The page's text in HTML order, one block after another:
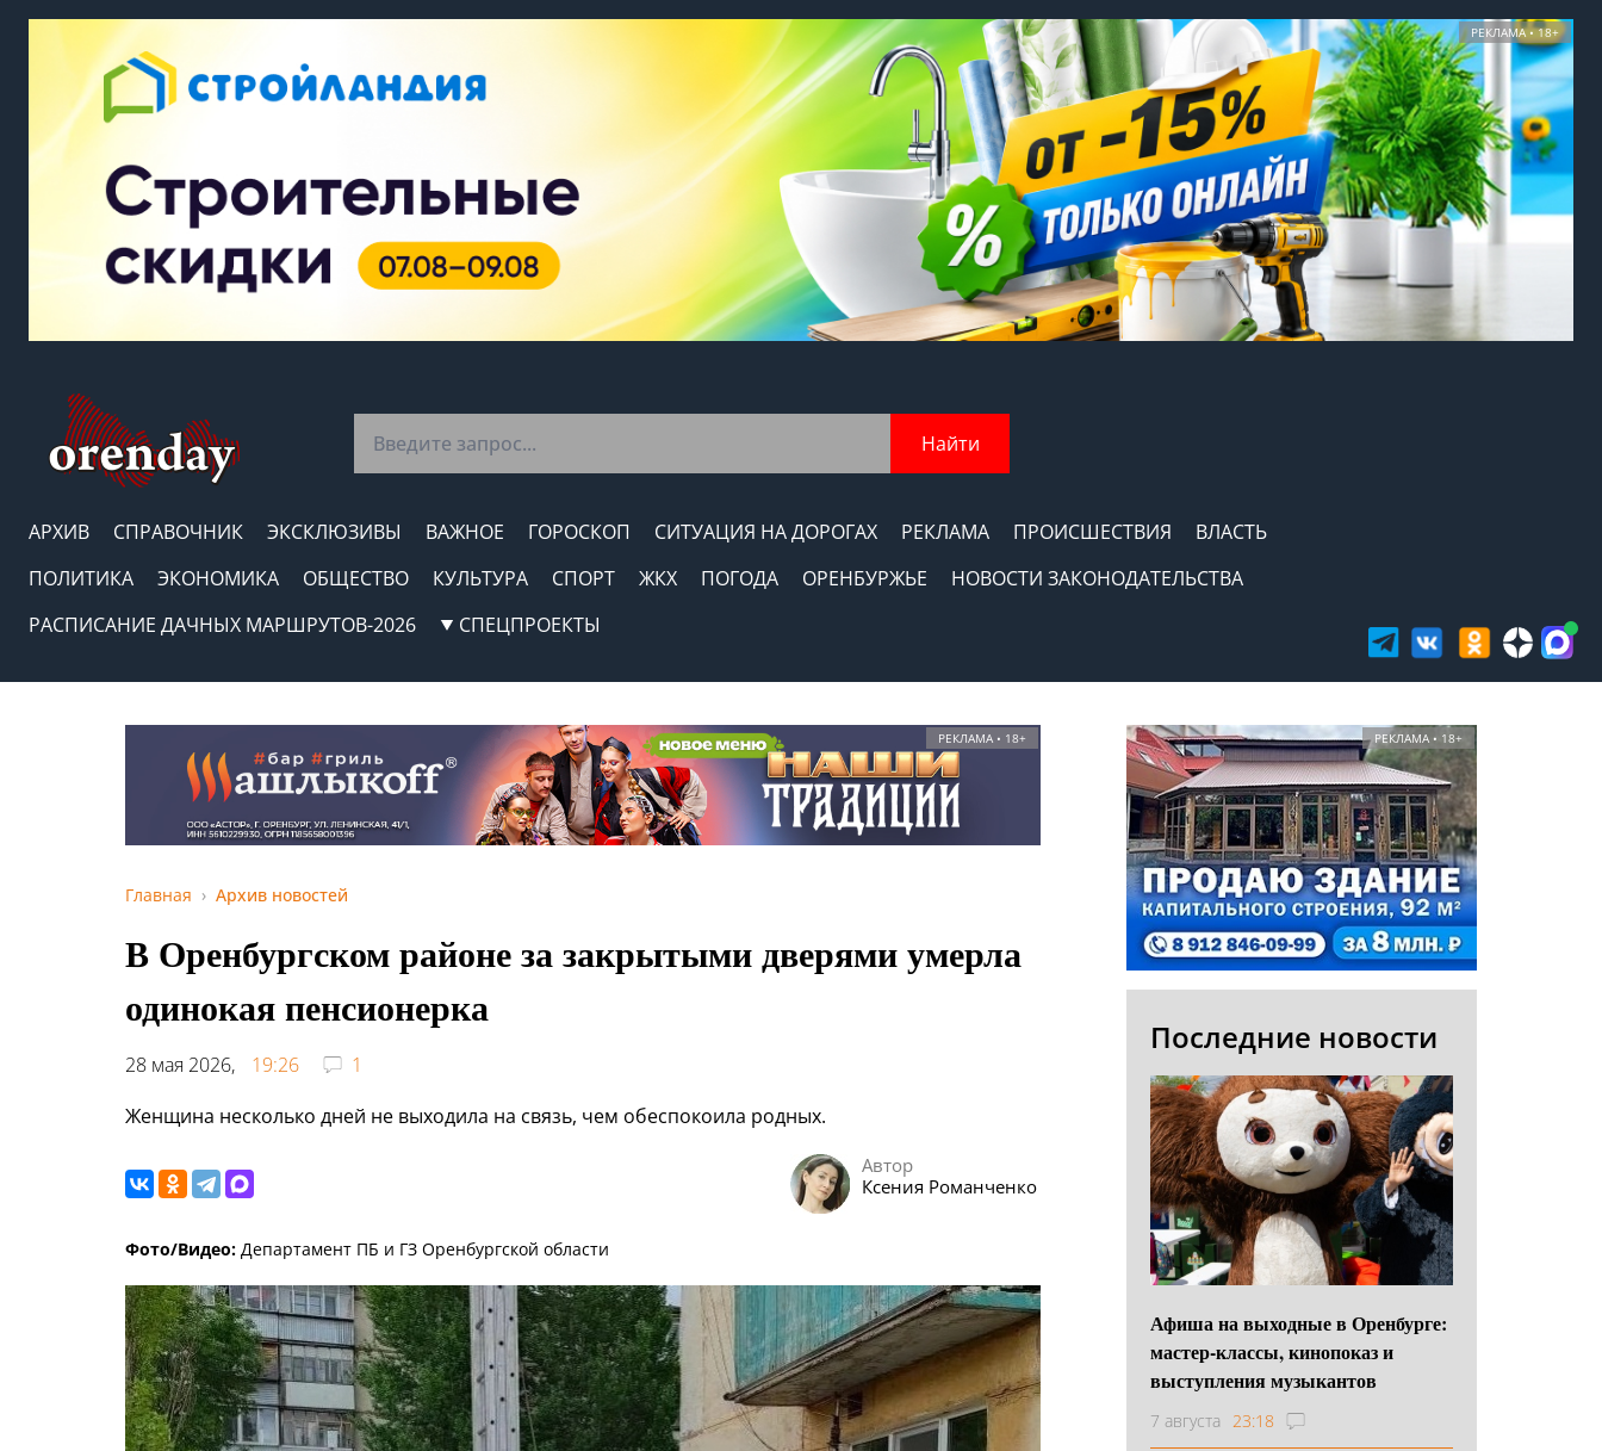
РЕКЛАМА • 18+
Найти
АРХИВ СПРАВОЧНИК ЭКСКЛЮЗИВЫ ВАЖНОЕ ГОРОСКОП СИТУАЦИЯ НА ДОРОГАХ РЕКЛАМА ПРОИСШЕСТВИЯ
ВЛАСТЬ
ПОЛИТИКА
ЭКОНОМИКА ОБЩЕСТВО КУЛЬТУРА СПОРТ ЖКХ ПОГОДА ОРЕНБУРЖЬЕ
НОВОСТИ ЗАКОНОДАТЕЛЬСТВА
РАСПИСАНИЕ ДАЧНЫХ МАРШРУТОВ-2026
СПЕЦПРОЕКТЫ
РЕКЛАМА • 18+
Главная Архив новостей
В Оренбургском районе за закрытыми дверями умерла
одинокая пенсионерка
28 мая 2026, 19:26
1
Женщина несколько дней не выходила на связь, чем обеспокоила родных.
Автор
Ксения Романченко
Фото/Видео: Департамент ПБ и ГЗ Оренбургской области
РЕКЛАМА • 18+
Последние новости
Афиша на выходные в Оренбурге:
мастер-классы, кинопоказ и
выступления музыкантов
7 августа 23:18